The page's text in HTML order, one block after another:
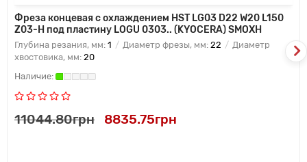
Фреза концевая с охлаждением HST LG03 D22 W20 L150
Z03-H под пластину LOGU 0303.. (KYOCERA) SMOXH
Глубина резания, мм: 1 Диаметр фрезы, мм: 22
Диаметр
хвостовика, мм: 20
11044.80грн 8835.75грн